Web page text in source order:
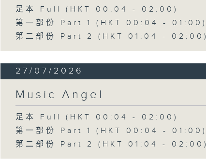
足本 Full (HKT 00:04 - 02:00)
第一部份 Part 1 (HKT 00:04 - 01:00)
第二部份 Part 2 (HKT 01:04 - 02:00)
27/07/2026
Music Angel
足本 Full (HKT 00:04 - 02:00)
第一部份 Part 1 (HKT 00:04 - 01:00)
第二部份 Part 2 (HKT 01:04 - 02:00)